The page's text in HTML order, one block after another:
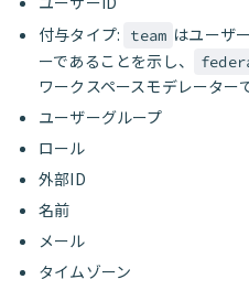
付与タイプ:
team はユーザ
ーであることを示し、
ワークスペースモデレーター
ユーザーグループ
ロール
外部ID
名前
メール
タイムゾーン